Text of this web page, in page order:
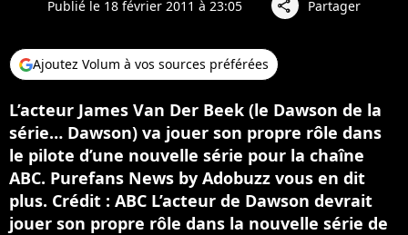
Publié le 18 février 2011 à 23:05 share Partager
Ajoutez Volum à vos sources préférées
L’acteur James Van Der Beek (le Dawson de la
série… Dawson) va jouer son propre rôle dans
le pilote d’une nouvelle série pour la chaîne
ABC. Purefans News by Adobuzz vous en dit
plus. Crédit : ABC L’acteur de Dawson devrait
jouer son propre rôle dans la nouvelle série de